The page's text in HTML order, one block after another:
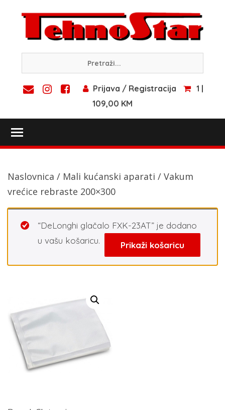
content
Prijava / Registracija
1 |
109,00 KM
Naslovnica / Mali kućanski aparati / Vakum
vrećice rebraste 200×300
“DeLonghi glačalo FXK-23AT” je dodano
u vašu košaricu.
Prikaži košaricu